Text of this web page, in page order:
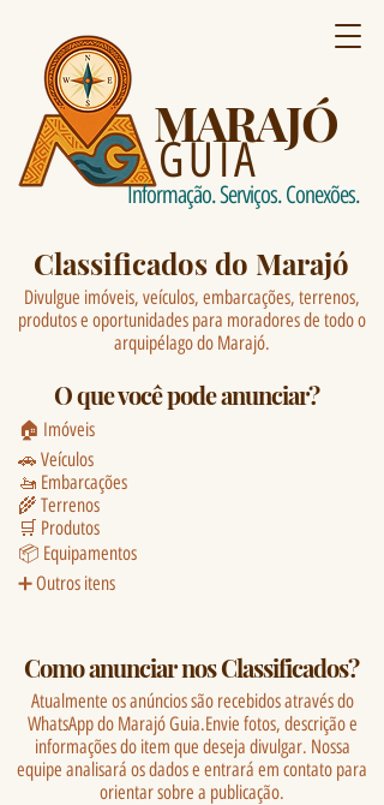
MARAJÓ
GUIA
Informação. Serviços. Conexões.
Classificados do Marajó
Divulgue imóveis, veículos, embarcações, terrenos,
produtos e oportunidades para moradores de todo o
arquipélago do Marajó.
O que você pode anunciar?
🏠 Imóveis
🚗 Veículos
🚤 Embarcações
🌾 Terrenos
🛒 Produtos
📦 Equipamentos
➕ Outros itens
Como anunciar nos Classificados?
Atualmente os anúncios são recebidos através do
WhatsApp do Marajó Guia.Envie fotos, descrição e
informações do item que deseja divulgar. Nossa
equipe analisará os dados e entrará em contato para
orientar sobre a publicação.